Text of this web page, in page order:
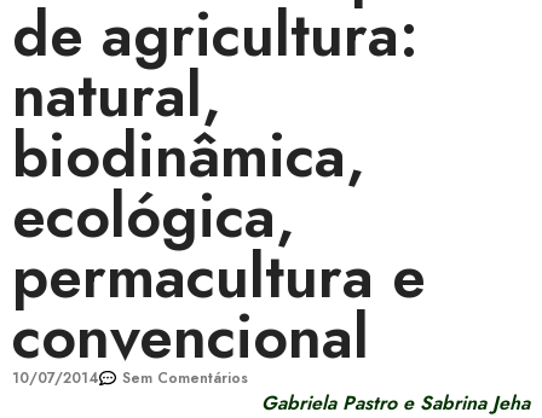
de agricultura:
natural,
biodinâmica,
ecológica,
permacultura e
convencional
10/07/2014 Sem Comentários
Gabriela Pastro e Sabrina Jeha